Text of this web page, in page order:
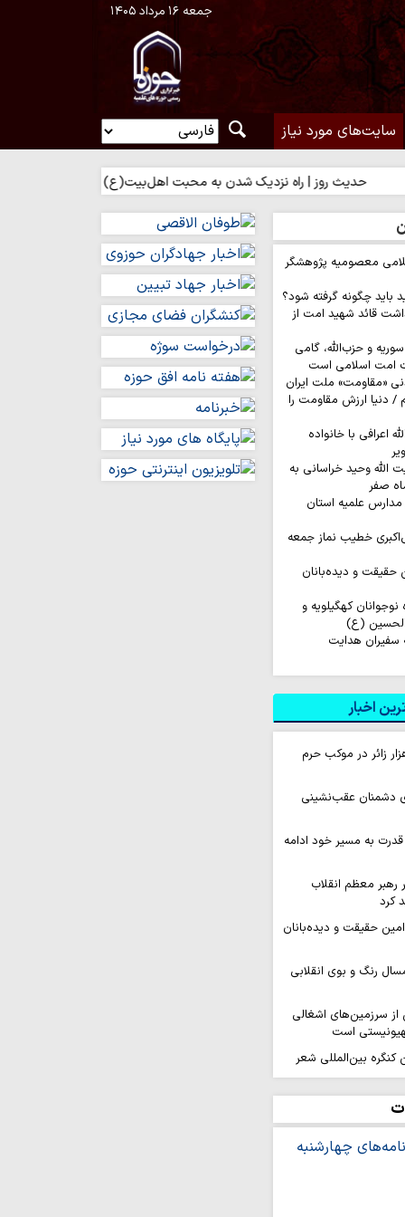
جمعه ۱۶ مرداد ۱۴۰۵
سایت‌های مورد نیاز
روز | راه نزدیک شدن به محبت اهل‌بیت(ع) حدیث روز | بهترین
معصومیه پژوهشگر
باید چگونه گرفته شود؟
قائد شهید امت از
و حزب‌الله، گامی
امت اسلامی است
«مقاومت» ملت ایران
دنیا ارزش مقاومت را
اعرافی با خانواده
الله وحید خراسانی به
صفر
علمیه استان
خطیب نماز جمعه
حقیقت و دیده‌بانان
۲۰۰ نفره نوجوانان کهگیلویه و
الحسین (ع)
سفیران هدایت
اخبار
روزانه ۱۰ هزار زائر در موکب حرم
دشمنان عقب‌نشینی
به مسیر خود ادامه
رهبر معظم انقلاب
کرد
امین حقیقت و دیده‌بانان
رنگ و بوی انقلابی
سرزمین‌های اشغالی
است
کنگره بین‌المللی شعر
برگزار…
قدرت میدانی و
می‌گیرد
ثمره حضور مردم در
مسلح است